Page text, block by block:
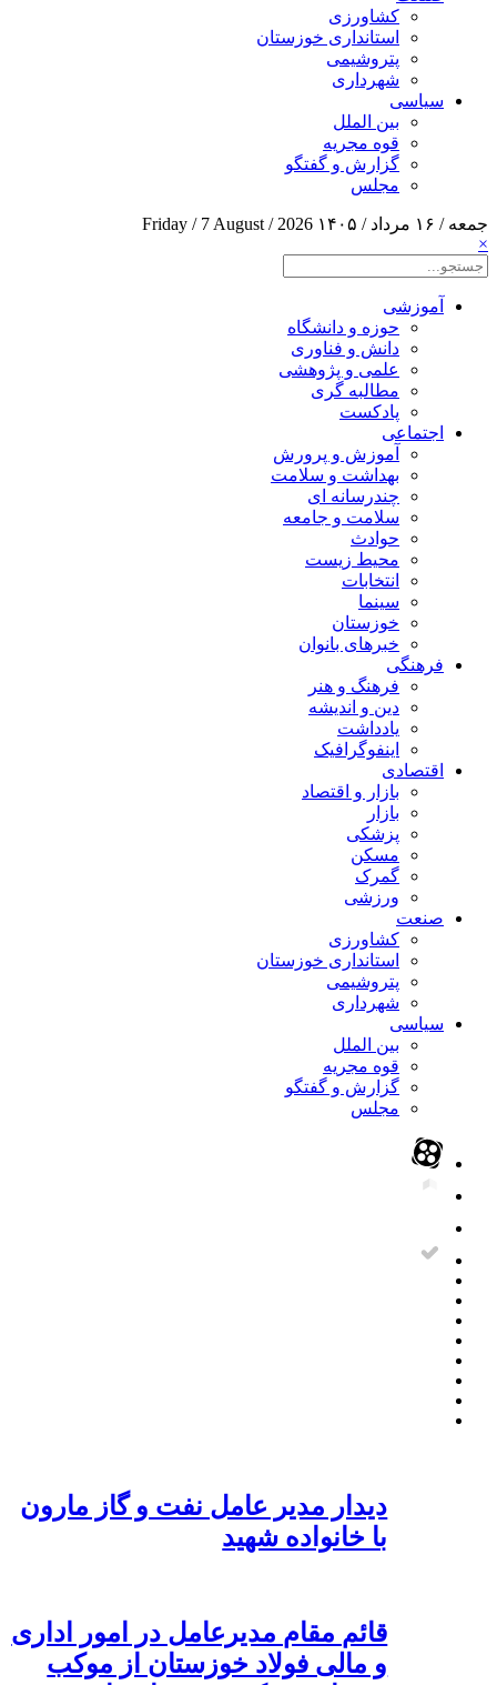
کشاورزی
استانداری خوزستان
پتروشیمی
شهرداری
سیاسی
بین الملل
قوه مجریه
گزارش و گفتگو
مجلس
جمعه / ۱۶ مرداد / ۱۴۰۵
Friday / 7 August / 2026
×
آموزشی
حوزه و دانشگاه
دانش و فناوری
علمی و پژوهشی
مطالبه گری
پادکست
اجتماعی
آموزش و پرورش
بهداشت و سلامت
چندرسانه ای
سلامت و جامعه
حوادث
محیط زیست
انتخابات
سینما
خوزستان
خبرهای بانوان
فرهنگی
فرهنگ و هنر
دین و اندیشه
یادداشت
اینفوگرافیک
اقتصادی
بازار و اقتصاد
بازار
پزشکی
مسکن
گمرک
ورزشی
صنعت
کشاورزی
استانداری خوزستان
پتروشیمی
شهرداری
سیاسی
بین الملل
قوه مجریه
گزارش و گفتگو
مجلس
دیدار مدیر عامل نفت و گاز مارون
با خانواده شهید
قائم مقام مدیرعامل در امور اداری
و مالی فولاد خوزستان از موکب